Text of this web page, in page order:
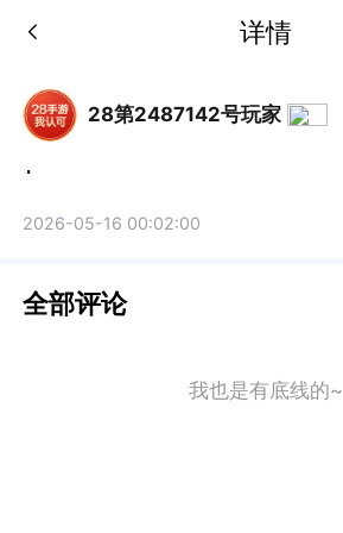
详情
28第2487142号玩家
.
2026-05-16 00:02:00
全部评论
我也是有底线的~